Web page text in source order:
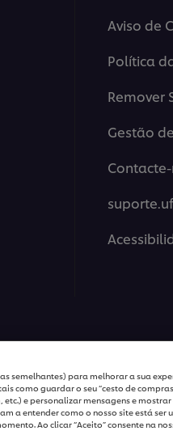
Aviso de
Política
Remover
Gestão
semelhantes) para melhorar a sua
como guardar o seu “cesto de
e personalizar mensagens e
a entender como o nosso site está ser
Ao clicar “Aceito” consente na